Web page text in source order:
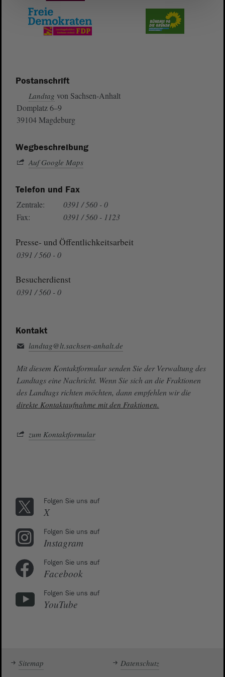
Postanschrift
Landtag von Sachsen-Anhalt
Domplatz 6–9
39104 Magdeburg
Wegbeschreibung
Auf Google Maps
Telefon und Fax
Zentrale:
0391 / 560 - 0
Fax:
0391 / 560 - 1123
Presse- und Öffentlichkeitsarbeit
0391 / 560 - 0
Besucherdienst
0391 / 560 - 0
Kontakt
landtag@lt.sachsen-anhalt.de
Mit diesem Kontaktformular senden Sie der Verwaltung des
Landtags eine Nachricht. Wenn Sie sich an die Fraktionen
des Landtags richten möchten, dann empfehlen wir die
direkte Kontaktaufnahme mit den Fraktionen.
zum Kontaktformular
Folgen Sie uns auf
X
Folgen Sie uns auf
Instagram
Folgen Sie uns auf
Facebook
Folgen Sie uns auf
YouTube
Sitemap Datenschutz